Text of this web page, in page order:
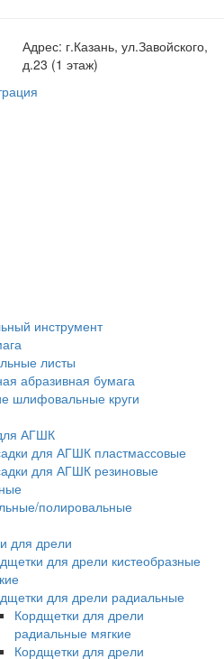
Адрес: г.Казань, ул.Завойского,
д.23 (1 этаж)
инструмент
листы
абразивная бумага
шлифовальные круги
АГШК
для АГШК пластмассовые
для АГШК резиновые
полировальные
для дрели
для дрели кистеобразные
для дрели радиальные
Кордщетки для дрели
радиальные мягкие
Кордщетки для дрели